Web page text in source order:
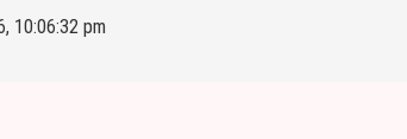
10:06:33 pm